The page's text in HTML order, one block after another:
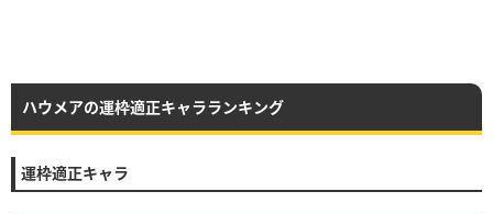
ハウメアの運枠適正キャラランキング
運枠適正キャラ